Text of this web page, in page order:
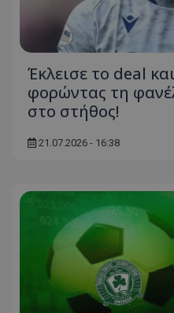
Έκλεισε το deal
φορώντας τη
στο στήθος!
21.07.2026 - 16:38